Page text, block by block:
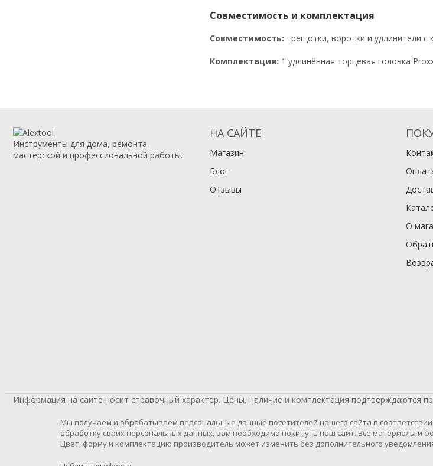
Совместимость и комплектация
Совместимость: трещотки, воротки и удлинители
Комплектация: 1 удлинённая торцевая головка
Инструменты для дома, ремонта,
мастерской и профессиональной работы.
НА САЙТЕ
Магазин
Блог
Отзывы
О
Информация на сайте носит справочный характер. Цены, наличие и комплектация подтверждаются
Мы получаем и обрабатываем персональные данные посетителей нашего сайта в
обработку своих персональных данных, вам необходимо покинуть наш сайт. Все материалы и
Цвет, форму и комплектацию производитель может изменить без дополнительного